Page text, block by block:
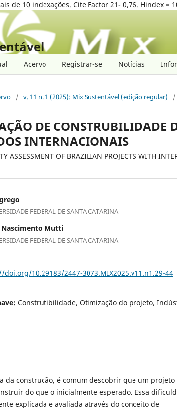
de 10 indexações. Cite Factor 21- 0,76. Hindex =
Acervo Registrar-se Notícias
/ v. 11 n. 1 (2025): Mix Sustentável (edição regular) /
DE CONSTRUBILIDADE
INTERNACIONAIS
ASSESSMENT OF BRAZILIAN PROJECTS WITH
FEDERAL DE SANTA CATARINA
Mutti
FEDERAL DE SANTA CATARINA
doi.org/10.29183/2447-3073.MIX2025.v11.n1.29-44
Construtibilidade, Otimização do projeto,
da construção, é comum descobrir que um projeto
do que o inicialmente esperado. Essa
explicada e avaliada através do conceito de